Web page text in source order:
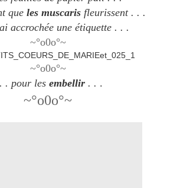
que les muscarisfleurissent . . .
accrochée une étiquette . . .
~°o0o°~
~°o0o°~
. pour les embellir. . .
~°o0o°~